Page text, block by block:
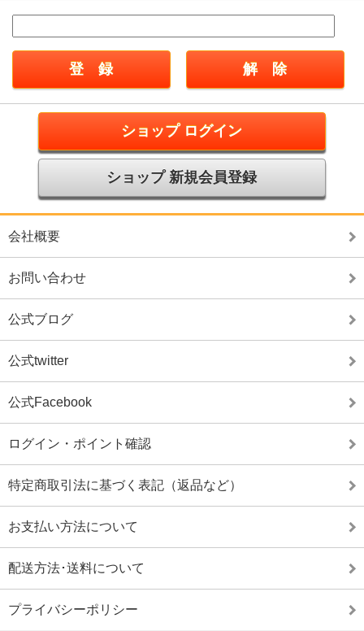
ショップ ログイン
ショップ 新規会員登録
会社概要
お問い合わせ
公式ブログ
公式twitter
公式Facebook
ログイン・ポイント確認
特定商取引法に基づく表記（返品など）
お支払い方法について
配送方法･送料について
プライバシーポリシー